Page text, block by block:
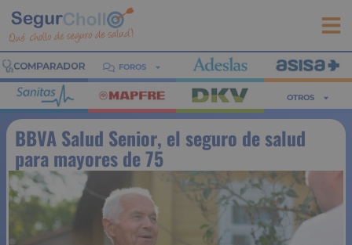
FOROS
OTROS
BBVA Salud Senior, el seguro de salud
para mayores de 75